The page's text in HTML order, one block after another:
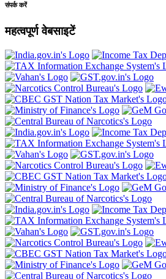
संपर्क करें
महत्वपूर्ण वेबसाइटें